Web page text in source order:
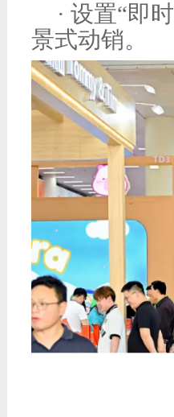
· 设置“即
景式动销。